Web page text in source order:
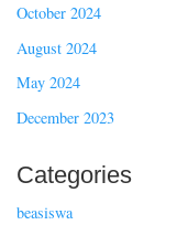
October 2024
August 2024
May 2024
December 2023
Categories
beasiswa